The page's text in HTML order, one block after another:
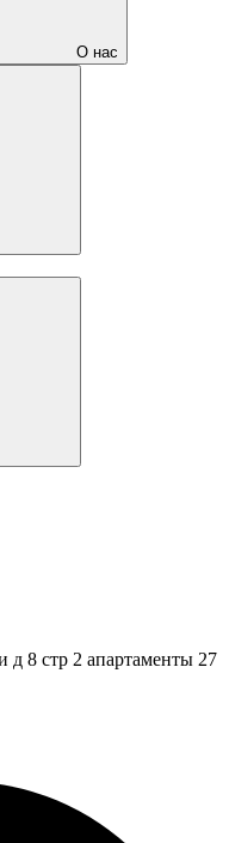
О нас
8 стр 2 апартаменты 27